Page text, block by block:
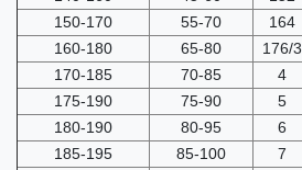
150-170
55-70 164
160-180
65-80 176/3
170-185
70-85 4
175-190
75-90 5
180-190
80-95 6
185-195
85-100 7